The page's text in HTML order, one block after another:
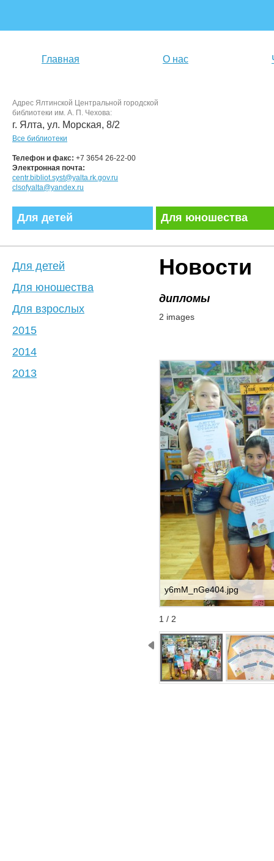
Главная О нас
Адрес Ялтинской Центральной городской
библиотеки им. А. П. Чехова:
г. Ялта, ул. Морская, 8/2
Все библиотеки
Телефон и факс: +7 3654 26-22-00
Электронная почта:
centr.bibliot.syst@yalta.rk.gov.ru
clsofyalta@yandex.ru
Для детей Для юношества
Новости
дипломы
2 images
y6mM_nGe404.jpg
1 / 2
StartStop
Для детей
Для юношества
Для взрослых
2015
2014
2013